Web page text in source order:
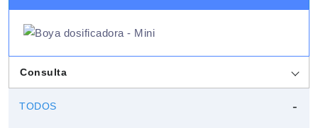
Consulta
TODOS